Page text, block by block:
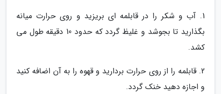
1. آب و شکر را در قابلمه ای بریزید و روی حرارت میانه
بگذارید تا بجوشد و غلیظ گردد که حدود 10 دقیقه طول می
کشد.
2. قابلمه را از روی حرارت بردارید و قهوه را به آن اضافه کنید
و اجازه دهید خنک گردد.